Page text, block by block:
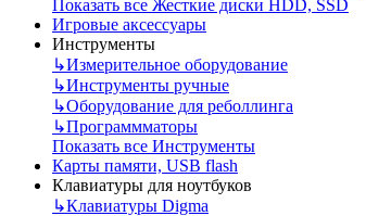
Показать все Жесткие диски HDD, SSD
Игровые аксессуары
Инструменты
↳Измерительное оборудование
↳Инструменты ручные
↳Оборудование для реболлинга
↳Программматоры
Показать все Инструменты
Карты памяти, USB flash
Клавиатуры для ноутбуков
↳Клавиатуры Digma